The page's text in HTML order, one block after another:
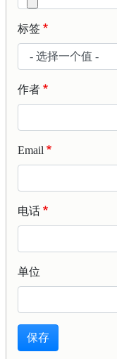
标签
作者
Email
电话
单位
保存